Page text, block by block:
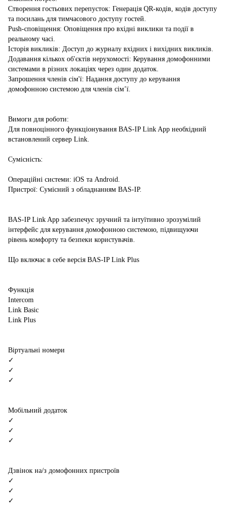
Створення гостьових перепусток: Генерація QR-кодів, кодів доступу
та посилань для тимчасового доступу гостей.
Push-сповіщення: Оповіщення про вхідні виклики та події в
реальному часі.
Історія викликів: Доступ до журналу вхідних і вихідних викликів.
Додавання кількох об'єктів нерухомості: Керування домофонними
системами в різних локаціях через один додаток.
Запрошення членів сім'ї: Надання доступу до керування
домофонною системою для членів сім’ї.
Вимоги для роботи:
Для повноцінного функціонування BAS-IP Link App необхідний
встановлений сервер Link.
Сумісність:
Операційні системи: iOS та Android.
Пристрої: Сумісний з обладнанням BAS-IP.
BAS-IP Link App забезпечує зручний та інтуїтивно зрозумілий
інтерфейс для керування домофонною системою, підвищуючи
рівень комфорту та безпеки користувачів.
Що включає в себе версія BAS-IP Link Plus
Функція
Intercom
Link Basic
Link Plus
Віртуальні номери
✓
✓
✓
Мобільний додаток
✓
✓
✓
Дзвінок на/з домофонних пристроїв
✓
✓
✓